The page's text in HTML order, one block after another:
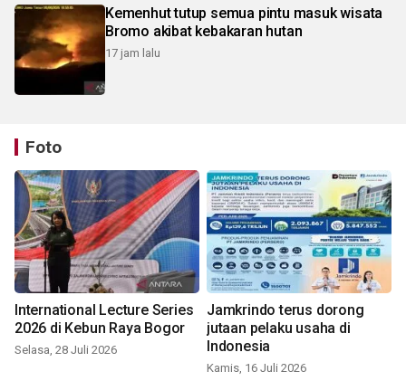
Kemenhut tutup semua pintu masuk wisata
Bromo akibat kebakaran hutan
17 jam lalu
Foto
International Lecture Series
2026 di Kebun Raya Bogor
Selasa, 28 Juli 2026
Jamkrindo terus dorong
jutaan pelaku usaha di
Indonesia
Kamis, 16 Juli 2026